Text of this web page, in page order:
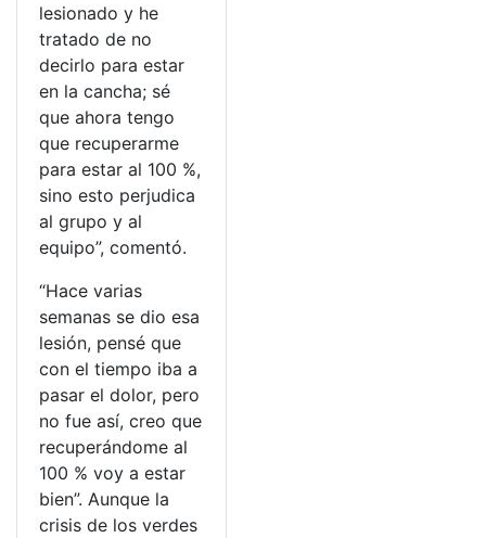
lesionado y he
tratado de no
decirlo para estar
en la cancha; sé
que ahora tengo
que recuperarme
para estar al 100 %,
sino esto perjudica
al grupo y al
equipo”, comentó.
“Hace varias
semanas se dio esa
lesión, pensé que
con el tiempo iba a
pasar el dolor, pero
no fue así, creo que
recuperándome al
100 % voy a estar
bien”. Aunque la
crisis de los verdes